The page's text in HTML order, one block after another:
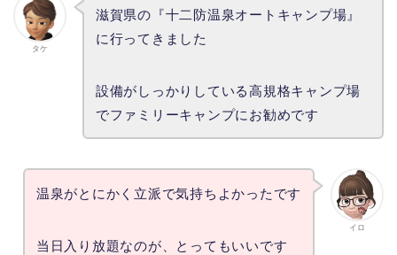
タケ
滋賀県の『十二防温泉オートキャンプ場』
に行ってきました
設備がしっかりしている高規格キャンプ場
でファミリーキャンプにお勧めです
イロ
温泉がとにかく立派で気持ちよかったです
当日入り放題なのが、とってもいいです